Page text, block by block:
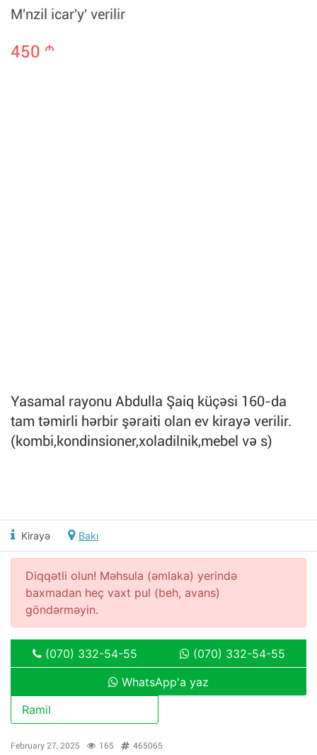
M'nzil icar'y' verilir
450 m
Yasamal rayonu Abdulla Şaiq küçəsi 160-da
tam təmirli hərbir şəraiti olan ev kirayə verilir.
(kombi,kondinsioner,xoladilnik,mebel və s)
Kirayə Bakı
Diqqətli olun! Məhsula (əmlaka) yerində
baxmadan heç vaxt pul (beh, avans)
göndərməyin.
(070) 332-54-55
(070) 332-54-55
WhatsApp'a yaz
Ramil
February 27, 2025 165 465065